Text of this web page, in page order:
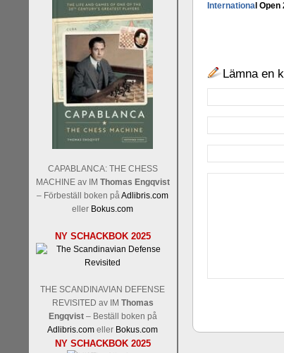
CAPABLANCA: THE CHESS
MACHINE av IM Thomas Engqvist
– Förbeställ boken påAdlibris.com
eller Bokus.com
NY SCHACKBOK 2025
THE SCANDINAVIAN DEFENSE
REVISITED av IM Thomas
Engqvist– Beställ boken på
Adlibris.com eller Bokus.com
NY SCHACKBOK 2025
International Open
Lämna en